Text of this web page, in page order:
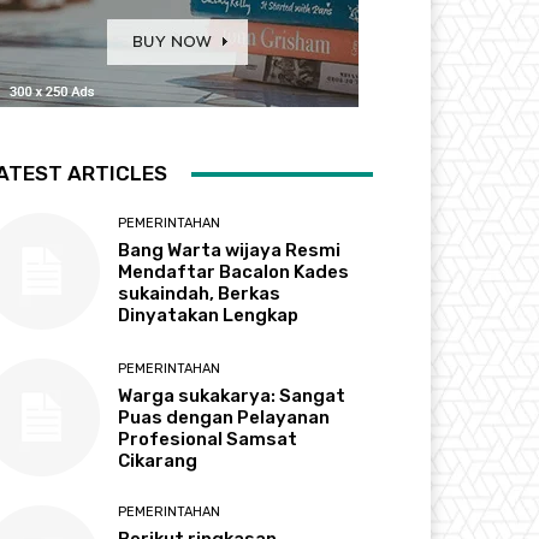
ARTICLES
PEMERINTAHAN
Bang Warta wijaya Resmi
Mendaftar Bacalon Kades
sukaindah, Berkas
Dinyatakan Lengkap
PEMERINTAHAN
Warga sukakarya: Sangat
Puas dengan Pelayanan
Profesional Samsat
Cikarang
PEMERINTAHAN